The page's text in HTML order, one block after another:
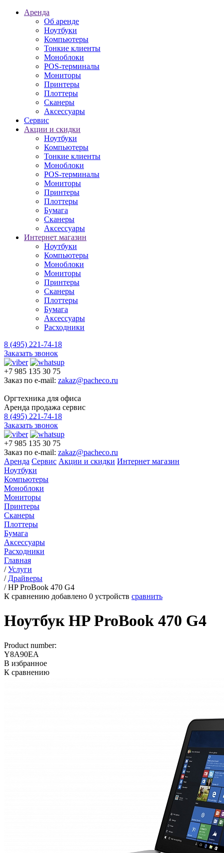
Аренда
Об аренде
Ноутбуки
Компьютеры
Тонкие клиенты
Моноблоки
POS-терминалы
Мониторы
Принтеры
Плоттеры
Сканеры
Аксессуары
Сервис
Акции и скидки
Ноутбуки
Компьютеры
Тонкие клиенты
Моноблоки
POS-терминалы
Мониторы
Принтеры
Плоттеры
Бумага
Сканеры
Аксессуары
Интернет магазин
Ноутбуки
Компьютеры
Моноблоки
Мониторы
Принтеры
Сканеры
Плоттеры
Бумага
Аксессуары
Расходники
8 (495) 221-74-18
Заказать звонок
+7 985 135 30 75
Заказ по e-mail: zakaz@pacheco.ru
Оргтехника для офиса
Аренда продажа сервис
8 (495) 221-74-18
Заказать звонок
+7 985 135 30 75
Заказ по e-mail: zakaz@pacheco.ru
Аренда Сервис Акции и скидки Интернет магазин
Ноутбуки
Компьютеры
Моноблоки
Мониторы
Принтеры
Сканеры
Плоттеры
Бумага
Аксессуары
Расходники
Главная
/Услуги
/ Драйверы
/HP ProBook 470 G4
К сравнению добавлено 0 устройств сравнить
Ноутбук HP ProBook 470 G4
Product number:
Y8A90EA
В избранное
К сравнению